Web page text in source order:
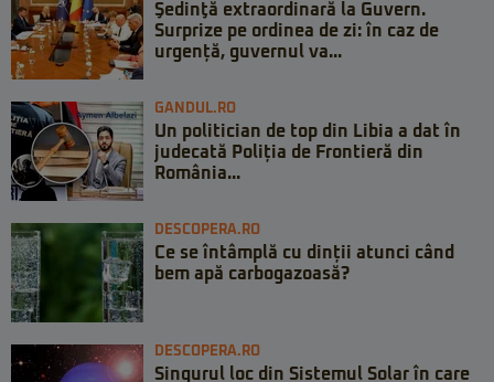
Şedinţă extraordinară la Guvern.
Surprize pe ordinea de zi: în caz de
urgență, guvernul va...
GANDUL.RO
Un politician de top din Libia a dat în
judecată Poliția de Frontieră din
România...
DESCOPERA.RO
Ce se întâmplă cu dinții atunci când
bem apă carbogazoasă?
DESCOPERA.RO
Singurul loc din Sistemul Solar în care